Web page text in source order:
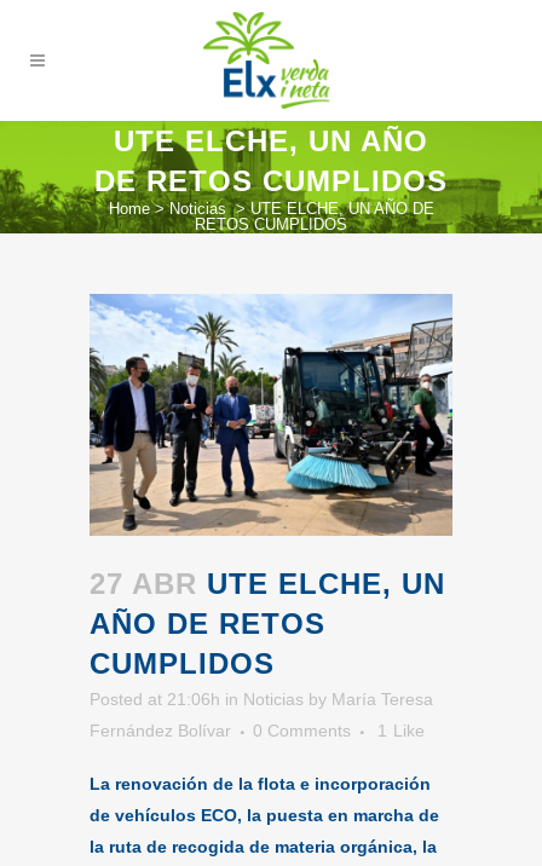
UTE ELCHE, UN AÑO
DE RETOS CUMPLIDOS
Home>Noticias >UTE ELCHE, UN AÑO DE
RETOS CUMPLIDOS
27 ABR UTE ELCHE, UN
AÑO DE RETOS
CUMPLIDOS
Posted at 21:06h in Noticias by María Teresa
Fernández Bolívar
0 Comments 1 Like
La renovación de la flota e incorporación
de vehículos ECO, la puesta en marcha de
la ruta de recogida de materia orgánica, la